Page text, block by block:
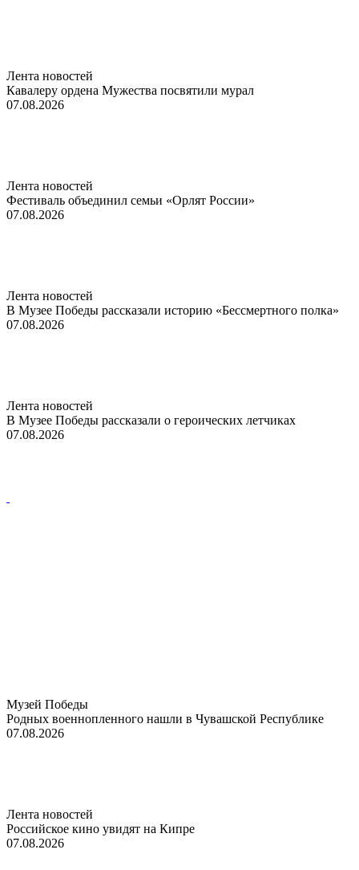
Лента новостей
Кавалеру ордена Мужества посвятили мурал
07.08.2026
Лента новостей
Фестиваль объединил семьи «Орлят России»
07.08.2026
Лента новостей
В Музее Победы рассказали историю «Бессмертного полка»
07.08.2026
Лента новостей
В Музее Победы рассказали о героических летчиках
07.08.2026
Музей Победы
Родных военнопленного нашли в Чувашской Республике
07.08.2026
Лента новостей
Российское кино увидят на Кипре
07.08.2026